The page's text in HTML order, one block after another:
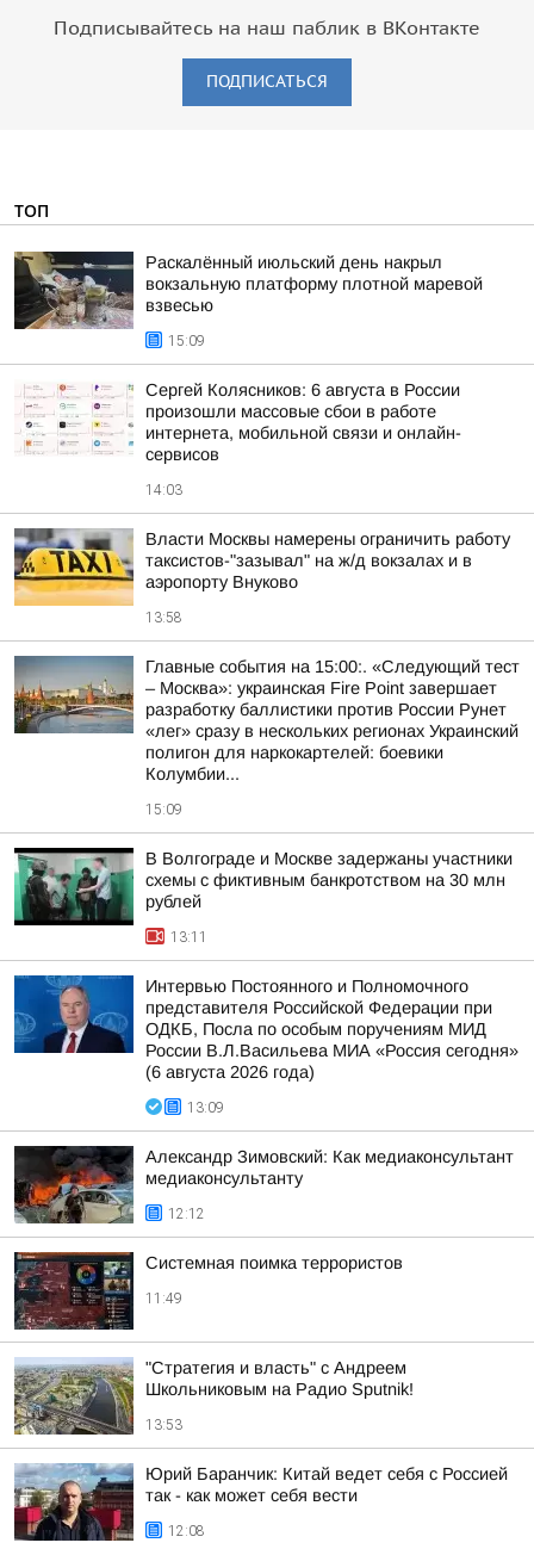
Подписывайтесь на наш паблик в ВКонтакте
ПОДПИСАТЬСЯ
ТОП
Раскалённый июльский день накрыл
вокзальную платформу плотной маревой
взвесью
15:09
Сергей Колясников: 6 августа в России
произошли массовые сбои в работе
интернета, мобильной связи и онлайн-
сервисов
14:03
Власти Москвы намерены ограничить работу
таксистов-"зазывал" на ж/д вокзалах и в
аэропорту Внуково
13:58
Главные события на 15:00:. «Следующий тест
– Москва»: украинская Fire Point завершает
разработку баллистики против России Рунет
«лег» сразу в нескольких регионах Украинский
полигон для наркокартелей: боевики
Колумбии...
15:09
В Волгограде и Москве задержаны участники
схемы с фиктивным банкротством на 30 млн
рублей
13:11
Интервью Постоянного и Полномочного
представителя Российской Федерации при
ОДКБ, Посла по особым поручениям МИД
России В.Л.Васильева МИА «Россия сегодня»
(6 августа 2026 года)
13:09
Александр Зимовский: Как медиаконсультант
медиаконсультанту
12:12
Системная поимка террористов
11:49
"Стратегия и власть" с Андреем
Школьниковым на Радио Sputnik!
13:53
Юрий Баранчик: Китай ведет себя с Россией
так - как может себя вести
12:08